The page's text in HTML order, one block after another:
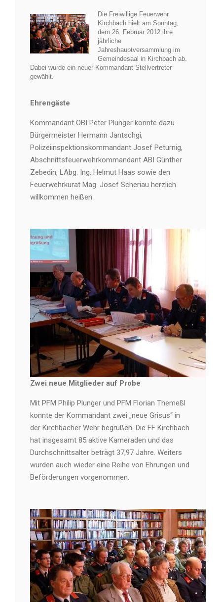
Die Freiwillige Feuerwehr
Kirchbach hielt am Sonntag,
dem 26. Februar 2012 ihre
jährliche
Jahreshauptversammlung im
Gemeindesaal in Kirchbach ab.
Dabei wurde ein neuer Kommandant-Stellvertreter
gewählt.
Ehrengäste
Kommandant OBI Peter Plunger konnte dazu
Bürgermeister Hermann Jantschgi,
Polizeiinspektionskommandant Josef Peturnig,
Abschnittsfeuerwehrkommandant ABI Günther
Zebedin, LAbg. Ing. Helmut Haas sowie den
Feuerwehrkurat Mag. Josef Scheriau herzlich
willkommen heißen.
Zwei neue Mitglieder auf Probe
Mit PFM Philip Plunger und PFM Florian Themeßl
konnte der Kommandant zwei „neue Grisus“ in
der Kirchbacher Wehr begrüßen. Die FF Kirchbach
hat insgesamt 85 aktive Kameraden und das
Durchschnittsalter beträgt 37,97 Jahre. Weiters
wurden auch wieder eine Reihe von Ehrungen und
Beförderungen vorgenommen.